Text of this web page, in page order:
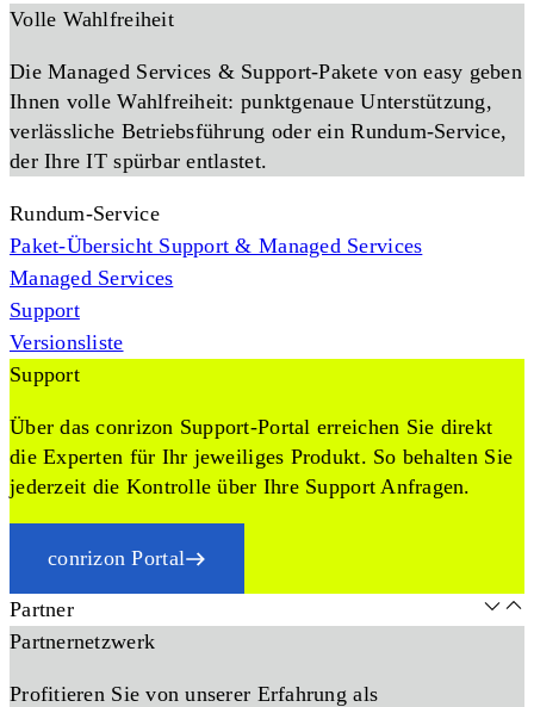
Volle Wahlfreiheit
Die Managed Services & Support-Pakete von easy geben
Ihnen volle Wahlfreiheit: punktgenaue Unterstützung,
verlässliche Betriebsführung oder ein Rundum-Service,
der Ihre IT spürbar entlastet.
Rundum-Service
Paket-Übersicht Support & Managed Services
Managed Services
Support
Versionsliste
Support
Über das conrizon Support-Portal erreichen Sie direkt
die Experten für Ihr jeweiliges Produkt. So behalten Sie
jederzeit die Kontrolle über Ihre Support Anfragen.
conrizon Portal
Partner
Partnernetzwerk
Profitieren Sie von unserer Erfahrung als